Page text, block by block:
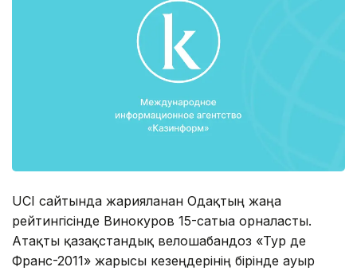
UCI сайтында жарияланған Одақтың жаңа
рейтингісінде Винокуров 15-сатыға орналасты.
Атақты қазақстандық велошабандоз «Тур де
Франс-2011» жарысы кезеңдерінің бірінде ауыр